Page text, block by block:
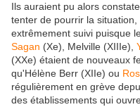
Ils auraient pu alors
tenter de pourrir la
extrêmement suivi puisque
Sagan (Xe), Melville (XIIIe),
(XXe) étaient de nouveaux
qu'Hélène Berr (XIIe) ou
régulièrement en grève
des établissements qui